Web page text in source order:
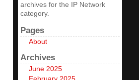
archives for the IP Network
category.
Pages
About
Archives
June 2025